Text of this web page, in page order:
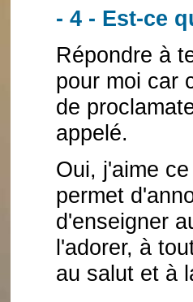
- 4 - Est-ce
Répondre à
pour moi car
de
appelé.
Oui, j'aime
permet
d'enseigner
l'adorer, à
au salut et à